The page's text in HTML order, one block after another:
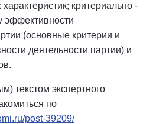
критериально -
эффективности
(основные критерии и
деятельности партии) и
текстом экспертного
по
post-39209/